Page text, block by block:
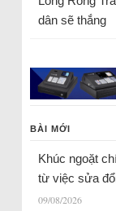
dân sẽ thắng
BÀI MỚI
Khúc ngoặt
từ việc sửa
09/08/2026